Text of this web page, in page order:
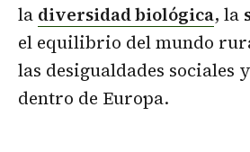
la diversidad biológica, la
el equilibrio del mundo
las desigualdades sociales
dentro de Europa.